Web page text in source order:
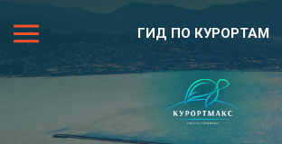
ГИД ПО КУРОРТАМ